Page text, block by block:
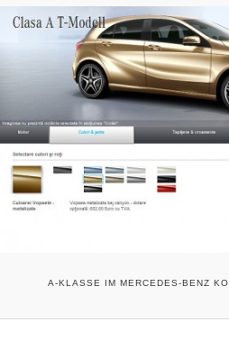
A-KLASSE IM MERCEDES-BENZ